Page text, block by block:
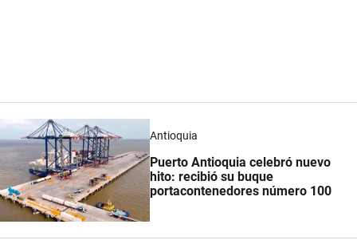
Antioquia
Puerto Antioquia celebró nuevo
hito: recibió su buque
portacontenedores número 100